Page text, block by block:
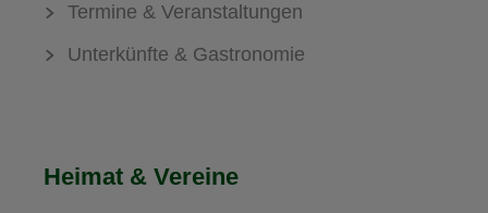
Termine & Veranstaltungen
Unterkünfte & Gastronomie
Heimat & Vereine